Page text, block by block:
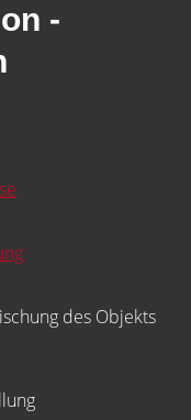
-
des Objekts